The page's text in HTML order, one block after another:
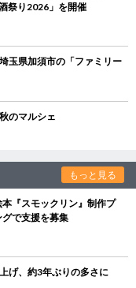
祭り2026」を開催
玉県加須市の「ファミリー
のマルシェ
もっと見る
『スモックリン』制作プ
で支援を募集
げ、約3年ぶりの多さに